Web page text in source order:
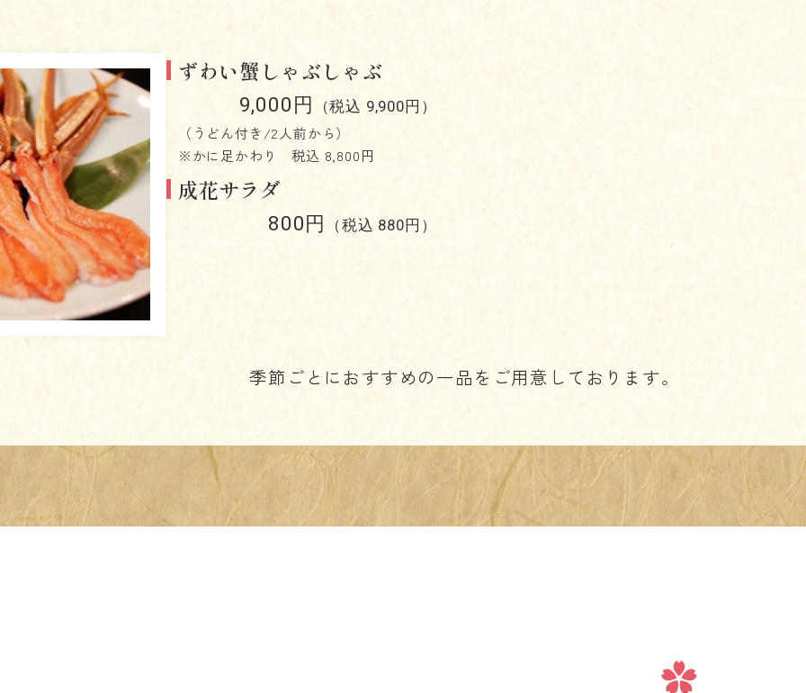
ずわい蟹しゃぶしゃぶ
9,000円 （税込 9,900円）
（うどん付き/2人前から）
※かに足かわり 税込 8,800円
成花サラダ
800円 （税込 880円）
季節ごとにおすすめの一品を ご用意しております。